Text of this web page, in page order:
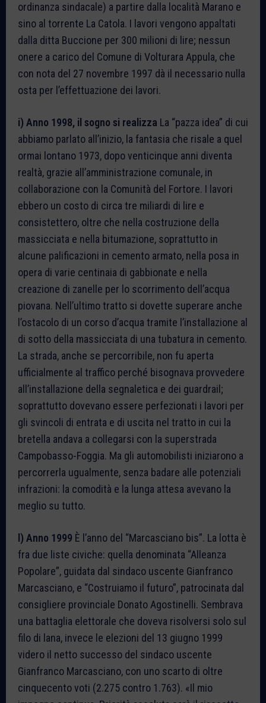
ordinanza sindacale) a partire dalla località Marano e
sino al torrente La Catola. I lavori vengono appaltati
dalla ditta Buccione per 300 milioni di lire; nessun
onere a carico del Comune di Volturara Appula, che
con nota del 27 novembre 1997 dà il necessario nulla
osta per l’effettuazione dei lavori.
i) Anno 1998, il sogno si realizza La “pazza idea” di cui
abbiamo parlato all’inizio, la fantasia che risale a quel
ormai lontano 1973, dopo venticinque anni diventa
realtà, grazie all’amministrazione comunale, in
collaborazione con la Comunità del Fortore. I lavori
ebbero un costo di circa tre miliardi di lire e
consistettero, oltre che nella costruzione della
massicciata e nella bitumazione, soprattutto in
alcune palificazioni in cemento armato, nella posa in
opera di varie centinaia di gabbionate e nella
creazione di zanelle per lo scorrimento dell’acqua
piovana. Nell’ultimo tratto si dovette superare anche
l’ostacolo di un corso d’acqua tramite l’installazione al
di sotto della massicciata di una tubatura in cemento.
La strada, anche se percorribile, non fu aperta
ufficialmente al traffico perché bisognava provvedere
all’installazione della segnaletica e dei guardrail;
soprattutto dovevano essere perfezionati i lavori per
gli svincoli di entrata e di uscita nel tratto in cui la
bretella andava a collegarsi con la superstrada
Campobasso-Foggia. Ma gli automobilisti iniziarono a
percorrerla ugualmente, senza badare alle potenziali
infrazioni: la comodità e la lunga attesa avevano la
meglio su tutto.
l) Anno 1999 È l’anno del “Marcasciano bis”. La lotta è
fra due liste civiche: quella denominata “Alleanza
Popolare”, guidata dal sindaco uscente Gianfranco
Marcasciano, e “Costruiamo il futuro”, patrocinata dal
consigliere provinciale Donato Agostinelli. Sembrava
una battaglia elettorale che doveva risolversi solo sul
filo di lana, invece le elezioni del 13 giugno 1999
videro il netto successo del sindaco uscente
Gianfranco Marcasciano, con uno scarto di oltre
cinquecento voti (2.275 contro 1.763). «Il mio